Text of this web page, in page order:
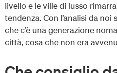
livello e le ville di lusso
tendenza. Con l’analisi da
che c’è una generazione
città, cosa che non era